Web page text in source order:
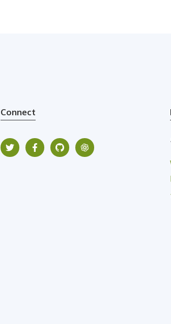
Connect